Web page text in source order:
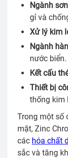
Ngành
gỉ và
Xử lý kim
Ngành
nước biển.
Kết cấu
Thiết bị
thống kim
Trong một số
mặt, Zinc
các hóa chất
sắc và tăng